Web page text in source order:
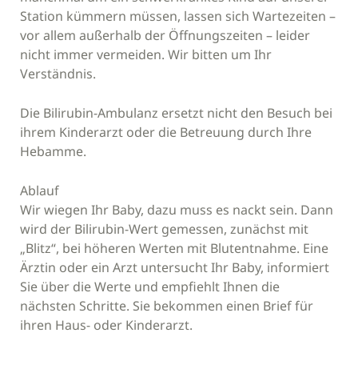
Station kümmern müssen, lassen sich Wartezeiten –
vor allem außerhalb der Öffnungszeiten – leider
nicht immer vermeiden. Wir bitten um Ihr
Verständnis.
Die Bilirubin-Ambulanz ersetzt nicht den Besuch bei
ihrem Kinderarzt oder die Betreuung durch Ihre
Hebamme.
Ablauf
Wir wiegen Ihr Baby, dazu muss es nackt sein. Dann
wird der Bilirubin-Wert gemessen, zunächst mit
„Blitz“, bei höheren Werten mit Blutentnahme. Eine
Ärztin oder ein Arzt untersucht Ihr Baby, informiert
Sie über die Werte und empfiehlt Ihnen die
nächsten Schritte. Sie bekommen einen Brief für
ihren Haus- oder Kinderarzt.